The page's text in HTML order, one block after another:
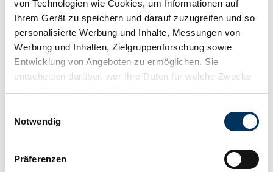
von Technologien wie Cookies, um Informationen auf
Ihrem Gerät zu speichern und darauf zuzugreifen und so
personalisierte Werbung und Inhalte, Messungen von
Werbung und Inhalten, Zielgruppenforschung sowie
Entwicklung von Angeboten zu ermöglichen. Sie
entscheiden darüber, wer Ihre Daten für welche Zwecke
nutzt. Sie können Ihre Einwilligung jederzeit über die
Trigger Symbol ändern oder widerrufen
Informationen über Ihre geografische Lage
Notwendig
Präferenzen
Alle Auktionen ansehen
Auktion